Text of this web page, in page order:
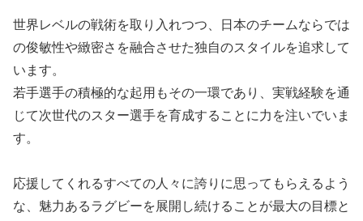
世界レベルの戦術を取り入れつつ、日本のチームならでは
の俊敏性や緻密さを融合させた独自のスタイルを追求して
います。
若手選手の積極的な起用もその一環であり、実戦経験を通
じて次世代のスター選手を育成することに力を注いでいま
す。
応援してくれるすべての人々に誇りに思ってもらえるよう
な、魅力あるラグビーを展開し続けることが最大の目標と